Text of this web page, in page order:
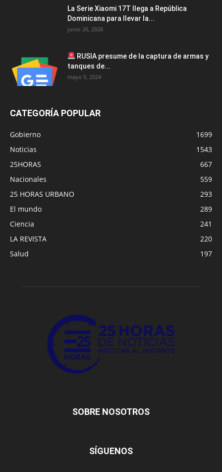
La Serie Xiaomi 17T llega a República
Dominicana para llevar la...
junio 26, 2026
RUSIA presume de la captura de armas y
tanques de...
mayo 5, 2024
CATEGORÍA POPULAR
Gobierno
1699
Noticias
1543
25HORAS
667
Nacionales
559
25 HORAS URBANO
293
El mundo
289
Ciencia
241
LA REVISTA
220
Salud
197
SOBRE NOSOTROS
SÍGUENOS